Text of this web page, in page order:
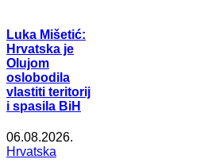
Luka Mišetić:
Hrvatska je
Olujom
oslobodila
vlastiti teritorij
i spasila BiH
06.08.2026.
Hrvatska